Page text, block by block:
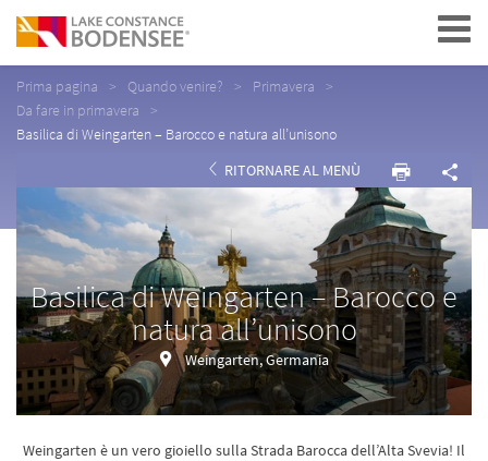
Navigation
Prima pagina Quando venire?
Primavera
Da fare in primavera
Basilica di Weingarten – Barocco e natura all’unisono
RITORNARE AL MENÙ
Basilica di Weingarten – Barocco e
natura all’unisono
Weingarten, Germania
Weingarten è un vero gioiello sulla Strada Barocca dell’Alta Svevia! Il